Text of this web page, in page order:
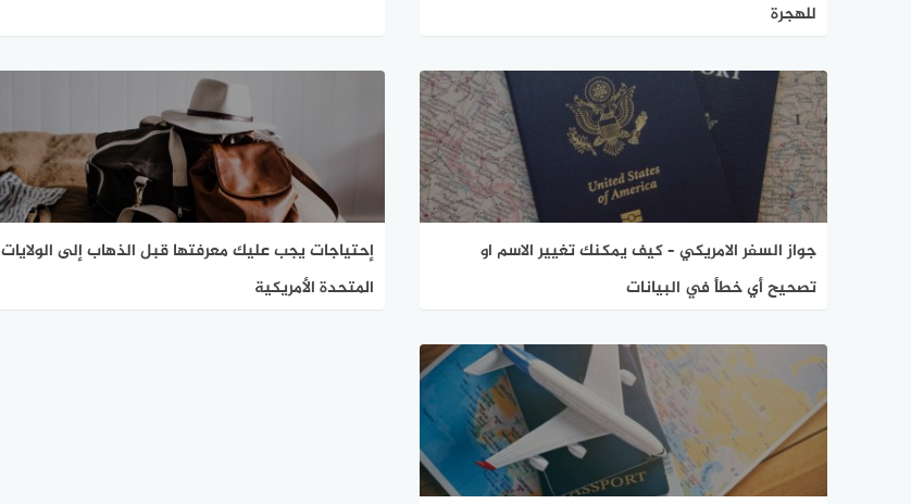
للهجرة
جواز السفر الامريكي – كيف يمكنك تغيير الاسم او
تصحيح أي خطأ في البيانات
إحتياجات يجب عليك معرفتها قبل الذهاب إلى الولايات
المتحدة الأمريكية